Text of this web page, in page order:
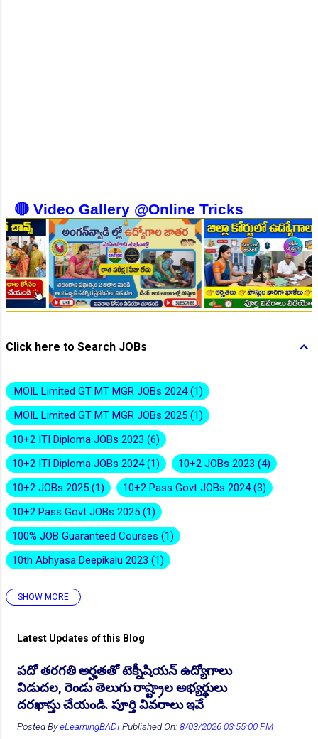
👆Online Applications Ends on 10-August-2026
👆Online Applications Ends on 12-August-2026
🔴 Video Gallery @Online Tricks
Click here to Search JOBs
.MOIL Limited GT MT MGR JOBs 2024 1
.MOIL Limited GT MT MGR JOBs 2025 1
10+2 ITI Diploma JOBs 2023 6
10+2 ITI Diploma JOBs 2024 1 10+2 JOBs 2023 4
10+2 JOBs 2025 1 10+2 Pass Govt JOBs 2024 3
10+2 Pass Govt JOBs 2025 1
100% JOB Guaranteed Courses 1
10th Abhyasa Deepikalu 2023 1
10th Abhyasa Deepikalu 2026-27
10th Inter Degree Jobs 2025 2
10th Inter Degree Jobs 22 6
10th ITI Pass Govt JOB 2025 2
SHOW MORE
Latest Updates of this Blog
పదో తరగతి అర్హతతో టెక్నీషియన్ ఉద్యోగాలు
విడుదల, రెండు తెలుగు రాష్ట్రాల అభ్యర్థులు
దరఖాస్తు చేయండి. పూర్తి వివరాలు ఇవే
Posted ByeLearningBADI Published On:8/03/2026 03:55:00 PM